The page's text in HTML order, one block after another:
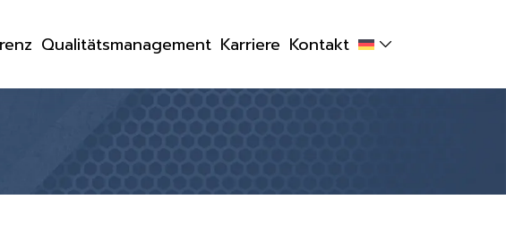
Qualitätsmanagement Karriere Kontakt